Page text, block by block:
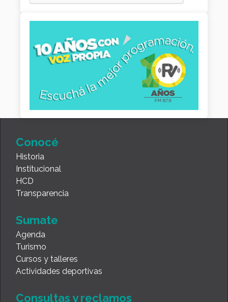
Conocé
Historia
Institucional
HCD
Transparencia
Sumate
Agenda
Turismo
Cursos y talleres
Actividades deportivas
Consultas y reclamos